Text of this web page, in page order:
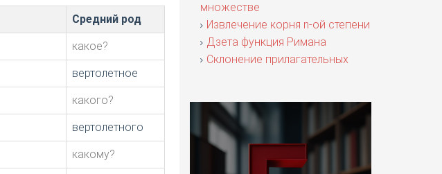
Средний род
какое?
вертолетное
какого?
вертолетного
какому?
множестве
Извлечение корня n-ой степени
Дзета функция Римана
Склонение прилагательных